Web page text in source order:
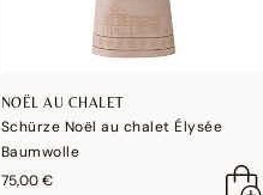
NOËL AU CHALET
Schürze Noël au chalet Élysée
Baumwolle
75,00 €